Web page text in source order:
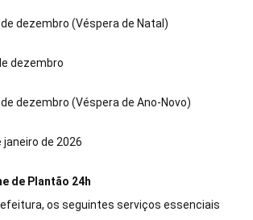
dezembro (Véspera de Natal)
dezembro
dezembro (Véspera de Ano-Novo)
de 2026
de Plantão 24h
os seguintes serviços essenciais